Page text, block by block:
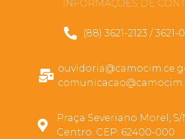
INFORMAÇÕES DE
(88) 3621-2123 / 3621-
Praça Severiano Morel, S/
Centro. CEP: 62400-000